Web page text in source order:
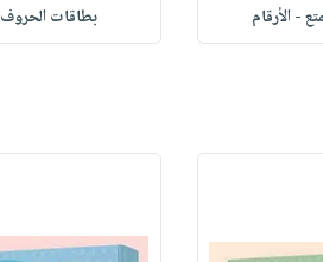
- الأرقام بطاقات الحروف 1